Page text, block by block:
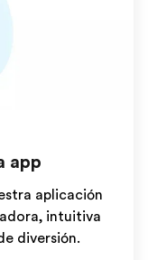
app
aplicación
intuitiva
diversión.